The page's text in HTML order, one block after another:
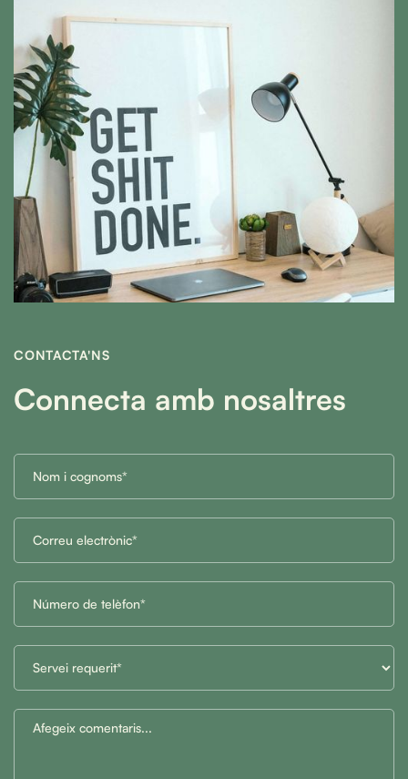
CONTACTA'NS
Connecta amb nosaltres